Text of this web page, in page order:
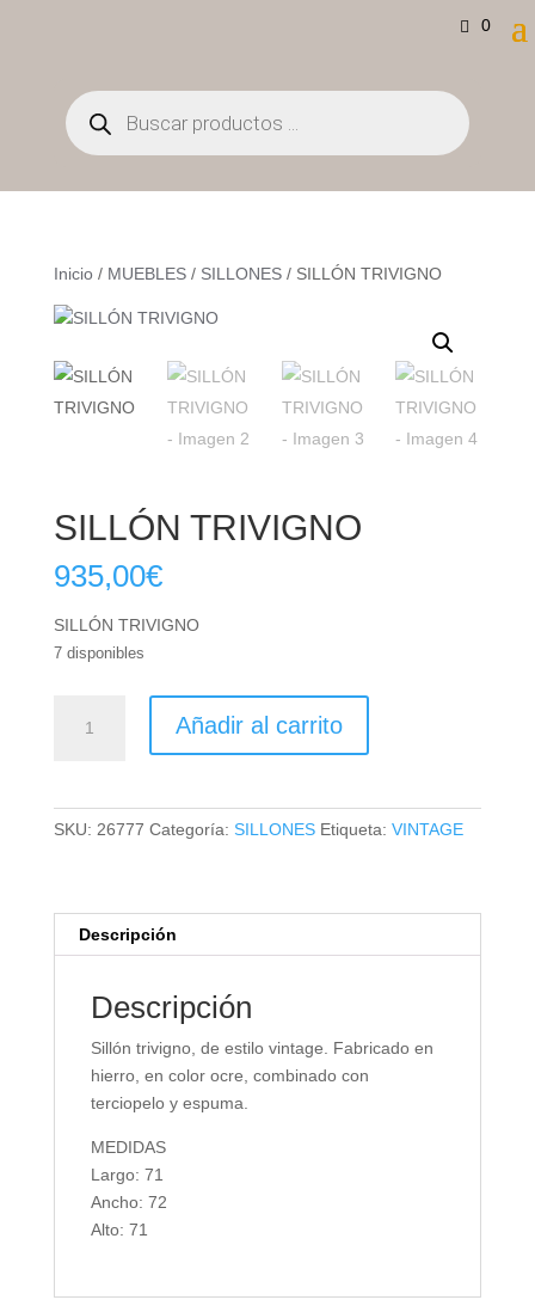
0
Búsqueda
de
productos
Inicio/ MUEBLES/ SILLONES/ SILLÓN TRIVIGNO
SILLÓN TRIVIGNO
935,00€
SILLÓN TRIVIGNO
7 disponibles
TRIVIGNO
Añadir al carrito
SKU: 26777 Categoría: SILLONES Etiqueta: VINTAGE
Descripción
Descripción
Sillón trivigno, de estilo vintage. Fabricado en
hierro, en color ocre, combinado con
terciopelo y espuma.
MEDIDAS
Largo: 71
Ancho: 72
Alto: 71